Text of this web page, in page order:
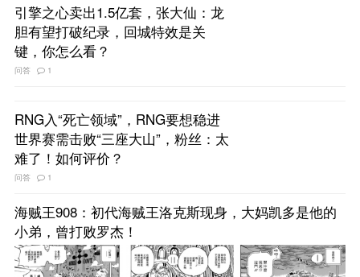
引擎之心卖出1.5亿套，张大仙：龙
胆有望打破纪录，回城特效是关
键，你怎么看？
问答 1
RNG入“死亡领域”，RNG要想稳进
世界赛需击败“三座大山”，粉丝：太
难了！如何评价？
问答 1
海贼王908：初代海贼王洛克斯现身，大妈凯多是他的
小弟，曾打败罗杰！